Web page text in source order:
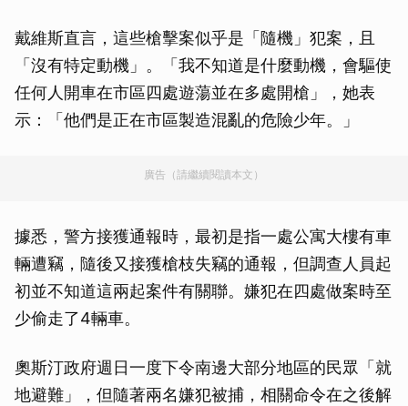
戴維斯直言，這些槍擊案似乎是「隨機」犯案，且
「沒有特定動機」。「我不知道是什麼動機，會驅使
任何人開車在市區四處遊蕩並在多處開槍」，她表
示：「他們是正在市區製造混亂的危險少年。」
廣告（請繼續閱讀本文）
據悉，警方接獲通報時，最初是指一處公寓大樓有車
輛遭竊，隨後又接獲槍枝失竊的通報，但調查人員起
初並不知道這兩起案件有關聯。嫌犯在四處做案時至
少偷走了4輛車。
奧斯汀政府週日一度下令南邊大部分地區的民眾「就
地避難」，但隨著兩名嫌犯被捕，相關命令在之後解